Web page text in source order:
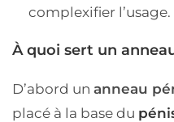
complexifier l’usage.
À quoi sert un
D’abord un anneau
placé à la base du